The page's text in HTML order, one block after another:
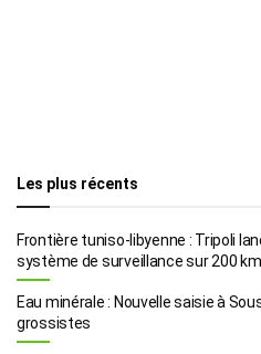
Les plus récents
Frontière tuniso-libyenne : Tripoli
système de surveillance sur 200 km
Eau minérale : Nouvelle saisie à
grossistes